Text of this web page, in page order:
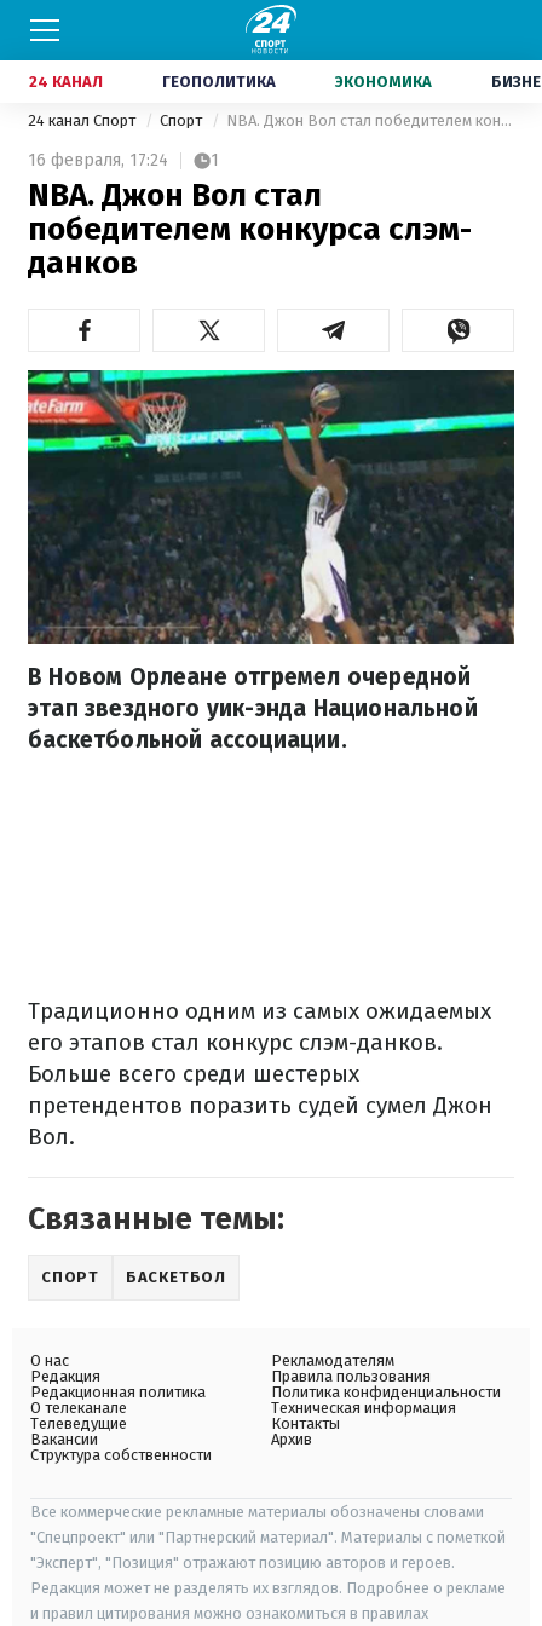
24 КАНАЛ ГЕОПОЛИТИКА ЭКОНОМИКА
24 канал Спорт Спорт NBA. Джон Вол стал победителем конкурса слэм-данков
16 февраля, 17:24 1
NBA. Джон Вол стал
победителем конкурса слэм-
данков
В Новом Орлеане отгремел очередной
этап звездного уик-энда Национальной
баскетбольной ассоциации.
Традиционно одним из самых ожидаемых
его этапов стал конкурс слэм-данков.
Больше всего среди шестерых
претендентов поразить судей сумел Джон
Вол.
Связанные темы:
СПОРТ БАСКЕТБОЛ
О нас
Редакция
Редакционная политика
О телеканале
Телеведущие
Вакансии
Структура собственности
Рекламодателям
Правила пользования
Политика конфиденциальности
Техническая информация
Контакты
Архив
Все коммерческие рекламные материалы обозначены словами
"Спецпроект" или "Партнерский материал". Материалы с пометкой
"Эксперт", "Позиция" отражают позицию авторов и героев.
Редакция может не разделять их взглядов. Подробнее о рекламе
и правил цитирования можно ознакомиться в правилах